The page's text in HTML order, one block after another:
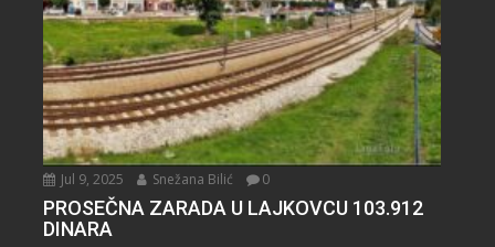
Jul 9, 2025 Snežana Bilić 0
PROSEČNA ZARADA U LAJKOVCU 103.912
DINARA